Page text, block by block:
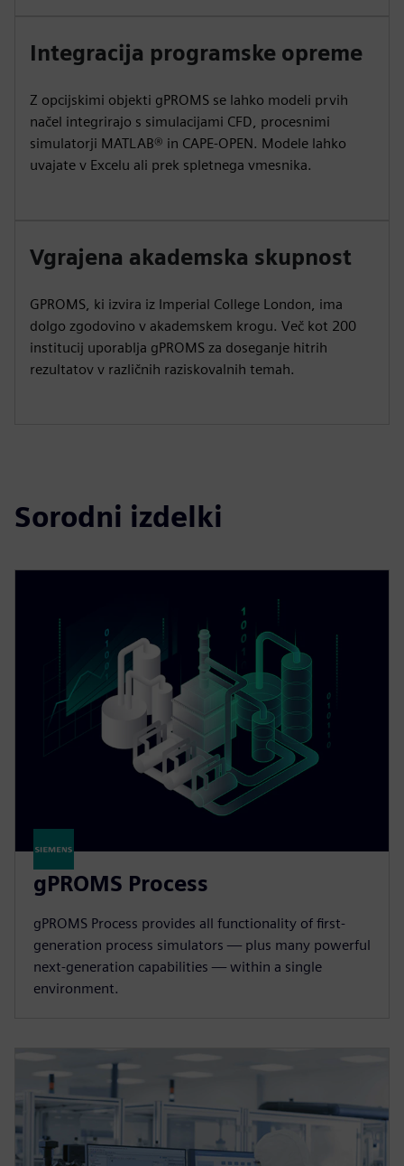
Integracija programske opreme
Z opcijskimi objekti gPROMS se lahko modeli prvih
načel integrirajo s simulacijami CFD, procesnimi
simulatorji MATLAB® in CAPE-OPEN. Modele lahko
uvajate v Excelu ali prek spletnega vmesnika.
Vgrajena akademska skupnost
GPROMS, ki izvira iz Imperial College London, ima
dolgo zgodovino v akademskem krogu. Več kot 200
institucij uporablja gPROMS za doseganje hitrih
rezultatov v različnih raziskovalnih temah.
Sorodni izdelki
gPROMS Process
gPROMS Process provides all functionality of first-
generation process simulators — plus many powerful
next-generation capabilities — within a single
environment.